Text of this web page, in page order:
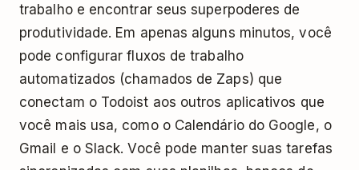
trabalho e encontrar seus superpoderes de
produtividade. Em apenas alguns minutos, você
pode configurar fluxos de trabalho
automatizados (chamados de Zaps) que
conectam o Todoist aos outros aplicativos que
você mais usa, como o Calendário do Google, o
Gmail e o Slack. Você pode manter suas tarefas